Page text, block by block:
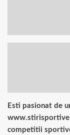
Esti pasionat de
competitii